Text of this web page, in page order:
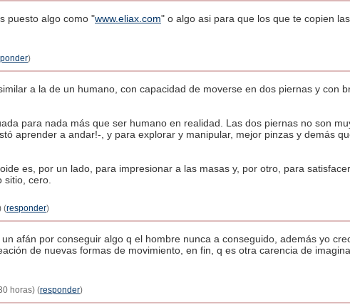
puesto algo como "www.eliax.com" o algo asi para que los que te copien
)
a la de un humano, con capacidad de moverse en dos piernas y con
para nada más que ser humano en realidad. Las dos piernas no son
aprender a andar!-, y para explorar y manipular, mejor pinzas y demás
es, por un lado, para impresionar a las masas y, por otro, para
cero.
(responder)
afán por conseguir algo q el hombre nunca a conseguido, además yo
de nuevas formas de movimiento, en fin, q es otra carencia de
horas) (responder)